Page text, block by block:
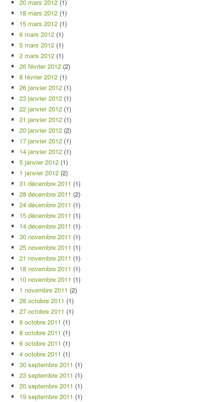
20 mars 2012 (1)
18 mars 2012 (1)
15 mars 2012 (1)
6 mars 2012 (1)
5 mars 2012 (1)
2 mars 2012 (1)
26 février 2012 (2)
8 février 2012 (1)
26 janvier 2012 (1)
23 janvier 2012 (1)
22 janvier 2012 (1)
21 janvier 2012 (1)
20 janvier 2012 (2)
17 janvier 2012 (1)
14 janvier 2012 (1)
5 janvier 2012 (1)
1 janvier 2012 (2)
31 décembre 2011 (1)
28 décembre 2011 (2)
24 décembre 2011 (1)
15 décembre 2011 (1)
14 décembre 2011 (1)
30 novembre 2011 (1)
25 novembre 2011 (1)
21 novembre 2011 (1)
18 novembre 2011 (1)
10 novembre 2011 (1)
1 novembre 2011 (2)
28 octobre 2011 (1)
27 octobre 2011 (1)
9 octobre 2011 (1)
8 octobre 2011 (1)
6 octobre 2011 (1)
4 octobre 2011 (1)
30 septembre 2011 (1)
23 septembre 2011 (1)
20 septembre 2011 (1)
19 septembre 2011 (1)